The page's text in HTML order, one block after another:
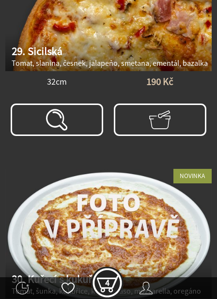
4
29. Sicilská
Tomat, slanina, česnek, jalapeňo, smetana, ementál, bazalka
32cm 190 Kč
NOVINKA
30. Kuřecí s kukuřicí
Tomat, šunka, kukuřice, kuřecí maso, mozzarella, oregáno